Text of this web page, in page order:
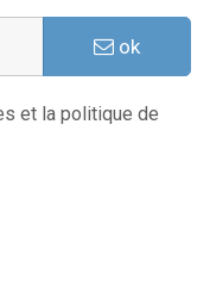
ok
et la politique de